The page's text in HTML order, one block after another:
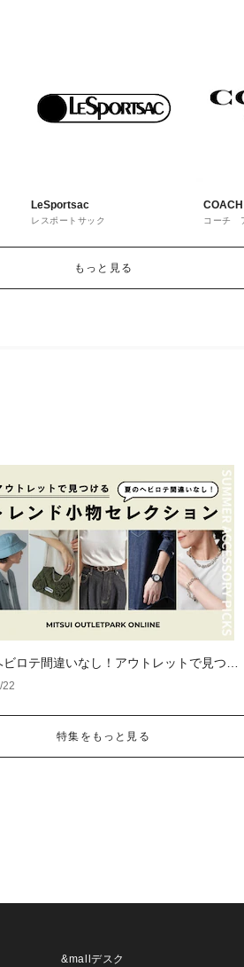
LeSportsac
レスポートサック
COACH
コーチ
もっと見る
ビロテ間違いなし！アウトレットで見つけ
ド小物セレクション
22
特集をもっと見る
&mallデスク